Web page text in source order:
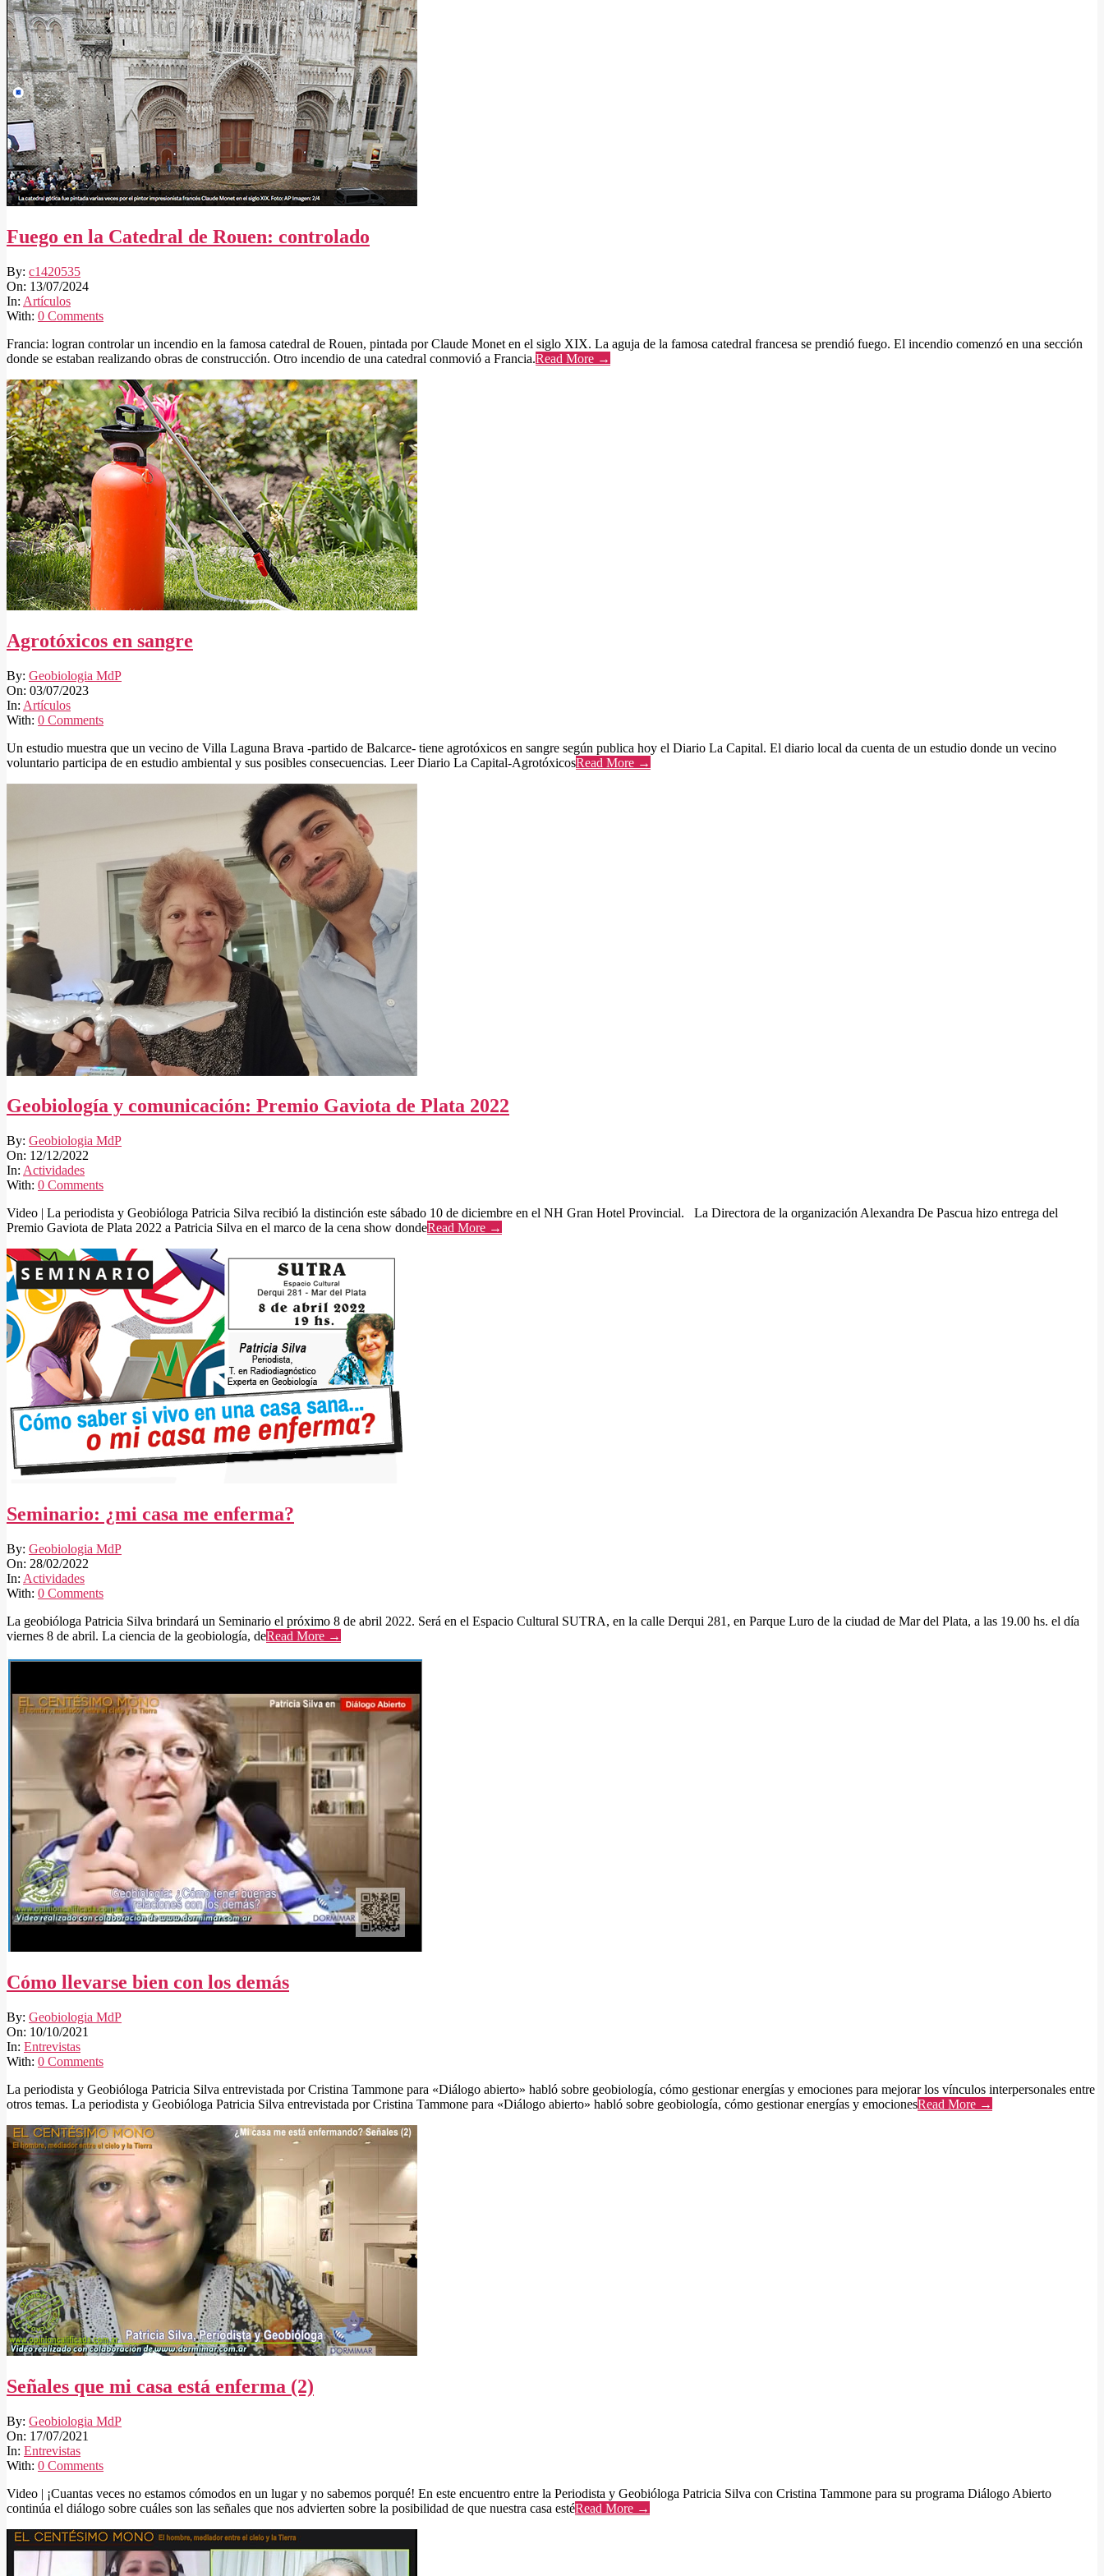
Fuego en la Catedral de Rouen: controlado
2024-
07-
13
By: c1420535
On: 13/07/2024
In: Artículos
With: 0 Comments
Francia: logran controlar un incendio en la famosa catedral de Rouen, pintada por Claude Monet en el siglo XIX. La aguja de la famosa catedral francesa se prendió fuego. El incendio comenzó en una sección
donde se estaban realizando obras de construcción. Otro incendio de una catedral conmovió a Francia.Read More →
Agrotóxicos en sangre
2023-
07-
03
By: Geobiologia MdP
On: 03/07/2023
In: Artículos
With: 0 Comments
Un estudio muestra que un vecino de Villa Laguna Brava -partido de Balcarce- tiene agrotóxicos en sangre según publica hoy el Diario La Capital. El diario local da cuenta de un estudio donde un vecino
voluntario participa de en estudio ambiental y sus posibles consecuencias. Leer Diario La Capital-AgrotóxicosRead More →
Geobiología y comunicación: Premio Gaviota de Plata 2022
2022-
12-
12
By: Geobiologia MdP
On: 12/12/2022
In: Actividades
With: 0 Comments
Video | La periodista y Geobióloga Patricia Silva recibió la distinción este sábado 10 de diciembre en el NH Gran Hotel Provincial. La Directora de la organización Alexandra De Pascua hizo entrega del
Premio Gaviota de Plata 2022 a Patricia Silva en el marco de la cena show dondeRead More →
Seminario: ¿mi casa me enferma?
2022-
02-
28
By: Geobiologia MdP
On: 28/02/2022
In: Actividades
With: 0 Comments
La geobióloga Patricia Silva brindará un Seminario el próximo 8 de abril 2022. Será en el Espacio Cultural SUTRA, en la calle Derqui 281, en Parque Luro de la ciudad de Mar del Plata, a las 19.00 hs. el día
viernes 8 de abril. La ciencia de la geobiología, deRead More →
Cómo llevarse bien con los demás
2021-
10-
10
By: Geobiologia MdP
On: 10/10/2021
In: Entrevistas
With: 0 Comments
La periodista y Geobióloga Patricia Silva entrevistada por Cristina Tammone para «Diálogo abierto» habló sobre geobiología, cómo gestionar energías y emociones para mejorar los vínculos interpersonales entre
otros temas. La periodista y Geobióloga Patricia Silva entrevistada por Cristina Tammone para «Diálogo abierto» habló sobre geobiología, cómo gestionar energías y emocionesRead More →
Señales que mi casa está enferma (2)
2021-
07-
17
By: Geobiologia MdP
On: 17/07/2021
In: Entrevistas
With: 0 Comments
Video | ¡Cuantas veces no estamos cómodos en un lugar y no sabemos porqué! En este encuentro entre la Periodista y Geobióloga Patricia Silva con Cristina Tammone para su programa Diálogo Abierto
continúa el diálogo sobre cuáles son las señales que nos advierten sobre la posibilidad de que nuestra casa estéRead More →